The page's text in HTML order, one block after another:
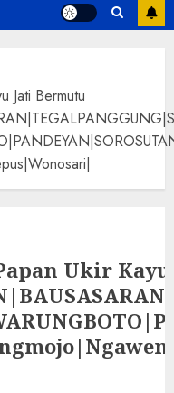
Jati Bermutu
Ukir